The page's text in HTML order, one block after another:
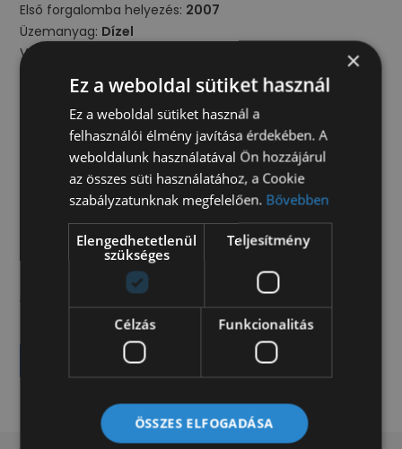
Első forgalomba helyezés: 2007
Üzemanyag: Dízel
Váltó:
Futott km:
176883 km
Szállítható személyek:3
fehér
Felépítmény:Munkamagasság: 20 m Oldalkinyúlás: 9,1
Kosár terhelhetőség: 200 kg
Kosár méret: 1,40×0,70×1,10 m
10.490.000 Forint + Áfa
Ajánlatot kérek
×
Ez a weboldal sütiket használ
Ez a weboldal sütiket használ a
felhasználói élmény javítása érdekében. A
weboldalunk használatával Ön hozzájárul
az összes süti használatához, a Cookie
szabályzatunknak megfelelően. Bővebben
Elengedhetetlenül
szükséges
Teljesítmény
Célzás Funkcionalitás
ÖSSZES ELFOGADÁSA